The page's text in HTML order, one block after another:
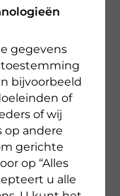
gegevens
toestemming
bijvoorbeeld
of
of wij
op andere
gerichte
op “Alles
u alle